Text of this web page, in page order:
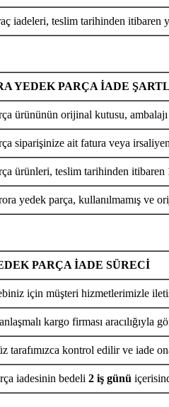
iadeleri, teslim tarihinden itibaren
YEDEK PARÇA İADE
ürününün orijinal kutusu, ambalajı
siparişinize ait fatura veya
ürünleri, teslim tarihinden itibaren
yedek parça, kullanılmamış ve
PARÇA İADE SÜRECİ
için müşteri hizmetlerimizle
kargo firması aracılığıyla
tarafımızca kontrol edilir ve iade
iadesinin bedeli 2 iş günü